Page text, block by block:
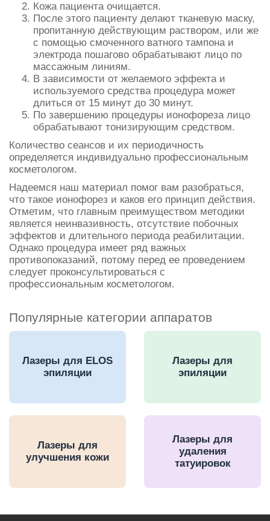
Кожа пациента очищается.
После этого пациенту делают тканевую маску,
пропитанную действующим раствором, или же
с помощью смоченного ватного тампона и
электрода пошагово обрабатывают лицо по
массажным линиям.
В зависимости от желаемого эффекта и
используемого средства процедура может
длиться от 15 минут до 30 минут.
По завершению процедуры ионофореза лицо
обрабатывают тонизирующим средством.
Количество сеансов и их периодичность
определяется индивидуально профессиональным
косметологом.
Надеемся наш материал помог вам разобраться,
что такое ионофорез и каков его принцип действия.
Отметим, что главным преимуществом методики
является неинвазивность, отсутствие побочных
эффектов и длительного периода реабилитации.
Однако процедура имеет ряд важных
противопоказаний, потому перед ее проведением
следует проконсультироваться с
профессиональным косметологом.
Популярные категории аппаратов
Лазеры для ELOS
эпиляции
Лазеры для
эпиляции
Лазеры для
улучшения кожи
Лазеры для
удаления
татуировок